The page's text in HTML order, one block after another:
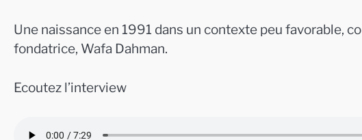
Une naissance en 1991 dans un contexte peu favorable,
fondatrice, Wafa Dahman.
Ecoutez l’interview